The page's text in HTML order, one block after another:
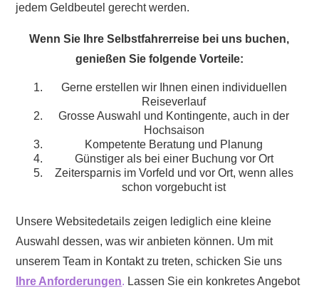
jedem Geldbeutel gerecht werden.
Wenn Sie Ihre Selbstfahrerreise bei uns buchen,
genießen Sie folgende Vorteile:
Gerne erstellen wir Ihnen einen individuellen
Reiseverlauf
Grosse Auswahl und Kontingente, auch in der
Hochsaison
Kompetente Beratung und Planung
Günstiger als bei einer Buchung vor Ort
Zeitersparnis im Vorfeld und vor Ort, wenn alles
schon vorgebucht ist
Unsere Websitedetails zeigen lediglich eine kleine
Auswahl dessen, was wir anbieten können. Um mit
unserem Team in Kontakt zu treten, schicken Sie uns
Ihre Anforderungen. Lassen Sie ein konkretes Angebot